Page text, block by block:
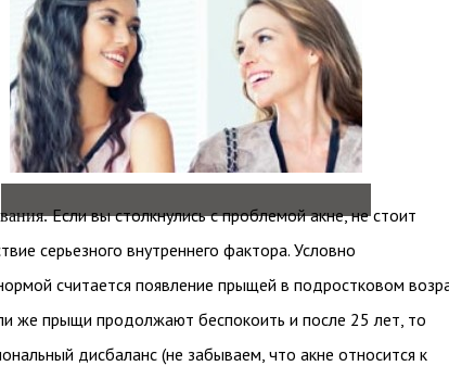
Если вы столкнулись с проблемой акне, не стоит
серьезного внутреннего фактора. Условно
считается появление прыщей в подростковом
же прыщи продолжают беспокоить и после 25 лет, то
дисбаланс (не забываем, что акне относится к